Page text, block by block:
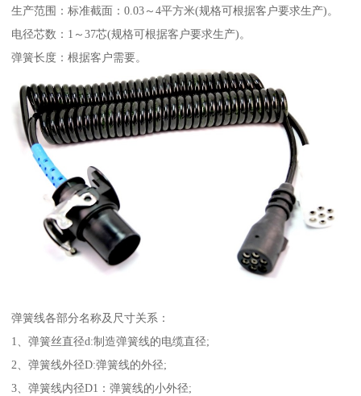
生产范围：标准截面：0.03～4平方米(规格可根据客户要求生产)。
电径芯数：1～37芯(规格可根据客户要求生产)。
弹簧长度：根据客户需要。
弹簧线各部分名称及尺寸关系：
1、弹簧丝直径d:制造弹簧线的电缆直径;
2、弹簧线外径D:弹簧线的外径;
3、弹簧线内径D1：弹簧线的小外径;